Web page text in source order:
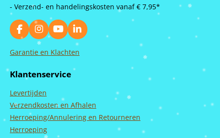
- Verzend- en handelingskosten vanaf € 7,95*
F
a
c
o
k
I
n
s
g
a
m
Y
o
u
b
L
i
n
Garantie en Klachten
Klantenservice
Levertijden
Verzendkosten en Afhalen
Herroeping/Annulering en Retourneren
Herroeping